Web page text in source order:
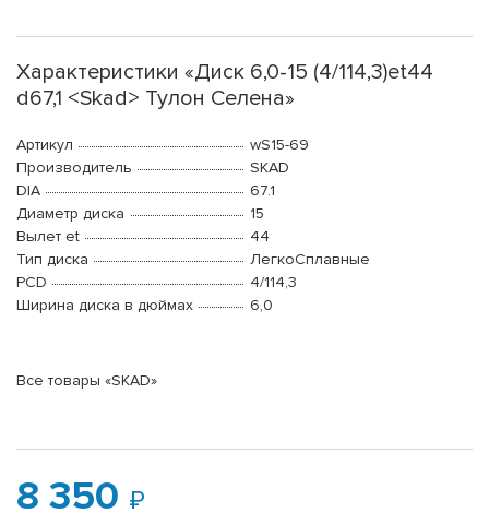
Характеристики «Диск 6,0-15 (4/114,3)et44
d67,1 <Skad> Тулон Селена»
Артикул
wS15-69
Производитель
SKAD
DIA
67.1
Диаметр диска
15
Вылет et
44
Тип диска
ЛегкоСплавные
PCD
4/114,3
Ширина диска в дюймах
6,0
Все товары «SKAD»
8 350